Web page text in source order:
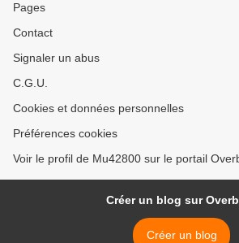
Pages
Contact
Signaler un abus
C.G.U.
Cookies et données personnelles
Préférences cookies
Voir le profil de Mu42800 sur le portail
Créer un blog sur
Créer un blog